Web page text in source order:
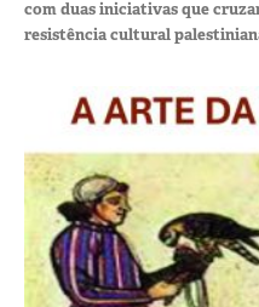
com duas iniciativas que
resistência cultural